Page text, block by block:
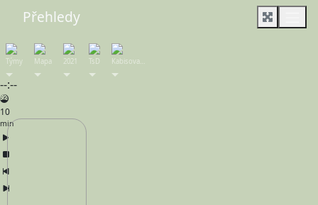
Přehledy
Týmy Mapa 2021 TsD Kabisova…
--:--
10
min